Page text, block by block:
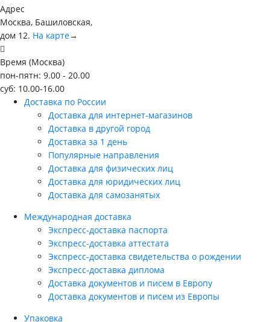
Адрес
Москва, Башиловская,
дом 12. На карте→
Время (Москва)
пон-пятн: 9.00 - 20.00
суб: 10.00-16.00
Доставка по России
Доставка для интернет-магазинов
Доставка в другой город
Доставка за 1 день
Популярные направления
Доставка для физических лиц
Доставка для юридических лиц
Доставка для самозанятых
Международная доставка
Экспресс-доставка паспорта
Экспресс-доставка аттестата
Экспресс-доставка свидетельства о рождении
Экспресс-доставка диплома
Доставка документов и писем в Европу
Доставка документов и писем из Европы
Упаковка